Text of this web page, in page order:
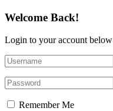
Welcome Back!
Login to your account below
Remember Me